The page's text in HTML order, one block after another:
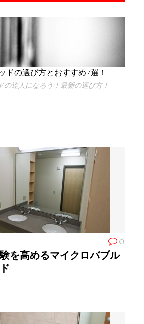
ドの選び方とおすすめ7選！
の達人になろう！最新の選び方！
0
を高めるマイクロバブル